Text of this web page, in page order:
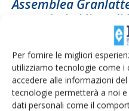
Per fornire le migliori
utilizziamo tecnologie come
accedere alle informazioni
tecnologie permetterà a noi
dati personali come il
Assemblea
centesimi al litro di
15 Maggio 2024